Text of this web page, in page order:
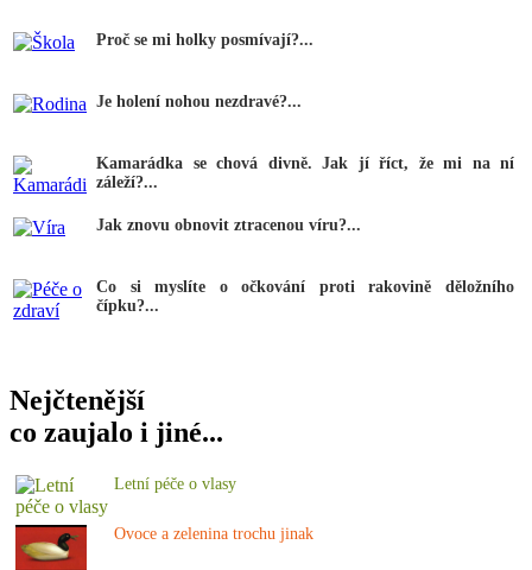
Proč se mi holky posmívají?...
Je holení nohou nezdravé?...
Kamarádka se chová divně. Jak jí říct, že mi na ní
záleží?...
Jak znovu obnovit ztracenou víru?...
Co si myslíte o očkování proti rakovině děložního
čípku?...
Nejčtenější
co zaujalo i jiné...
Letní péče o vlasy
Ovoce a zelenina trochu jinak